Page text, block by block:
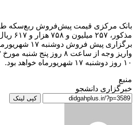
بانک مرکزی قیمت پیش‌فروش ربع‌سکه
مذکور،
۱۰ روز دوشنبه ۱۷ شهریورماه خواهد بود.
منبع
خبرگزاری دانشجو
کپی لینک